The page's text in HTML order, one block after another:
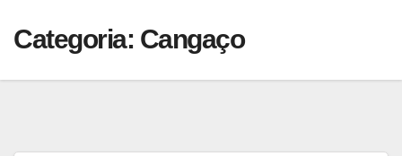
Categoria: Cangaço